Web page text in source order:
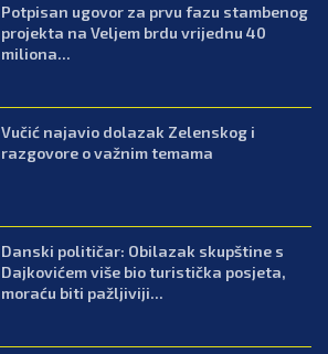
Potpisan ugovor za prvu fazu stambenog
projekta na Veljem brdu vrijednu 40
miliona...
Vučić najavio dolazak Zelenskog i
razgovore o važnim temama
Danski političar: Obilazak skupštine s
Dajkovićem više bio turistička posjeta,
moraću biti pažljiviji...